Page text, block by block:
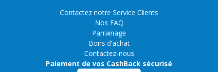
Contactez notre Service Clients
Nos FAQ
Parrainage
Bons d'achat
Contactez-nous
Paiement de vos CashBack sécurisé